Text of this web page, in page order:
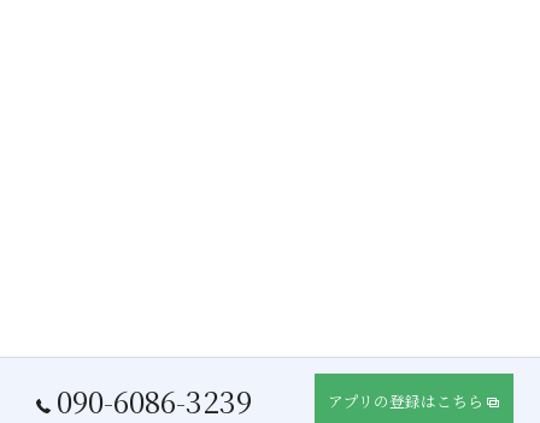
090-6086-3239 アプリの登録はこちら